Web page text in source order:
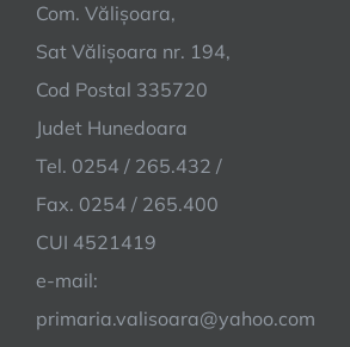
Com. Vălișoara,
Sat Vălișoara nr. 194,
Cod Postal 335720
Judet Hunedoara
Tel. 0254 / 265.432 /
Fax. 0254 / 265.400
CUI 4521419
e-mail:
primaria.valisoara@yahoo.com